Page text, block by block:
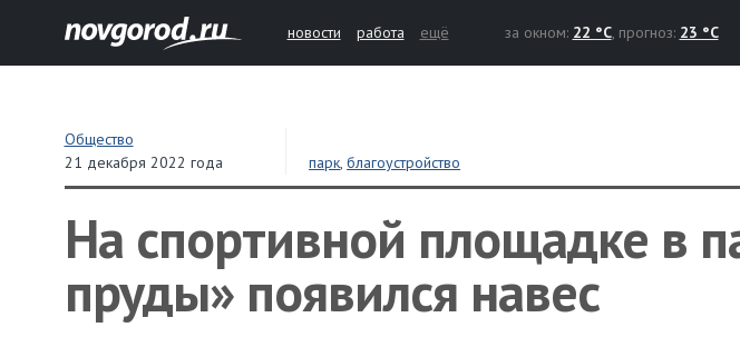
новости работа ещё за окном: 22 °C, прогноз: 23 °C
Общество
21 декабря 2022 года
парк,благоустройство
На спортивной площадке в
пруды» появился навес